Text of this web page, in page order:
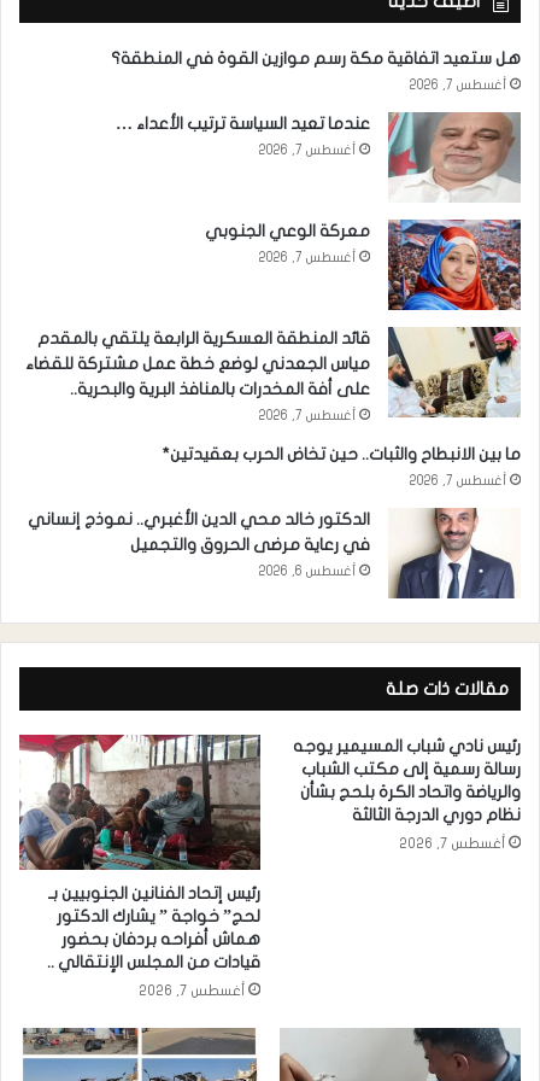
هل ستعيد اتفاقية مكة رسم موازين القوة في المنطقة؟
أغسطس 7, 2026
عندما تعيد السياسة ترتيب الأعداء …
أغسطس 7, 2026
معركة الوعي الجنوبي
أغسطس 7, 2026
قائد المنطقة العسكرية الرابعة يلتقي بالمقدم
مياس الجعدني لوضع خطة عمل مشتركة للقضاء
على أفة المخدرات بالمنافذ البرية والبحرية..
أغسطس 7, 2026
ما بين الانبطاح والثبات.. حين تخاض الحرب بعقيدتين*
أغسطس 7, 2026
الدكتور خالد محي الدين الأغبري.. نموذج إنساني
في رعاية مرضى الحروق والتجميل
أغسطس 6, 2026
مقالات ذات صلة
رئيس نادي شباب المسيمير يوجه
رسالة رسمية إلى مكتب الشباب
والرياضة واتحاد الكرة بلحج بشأن
نظام دوري الدرجة الثالثة
أغسطس 7, 2026
رئيس إتحاد الفنانين الجنوبيين بـ
لحج” خواجة ” يشارك الدكتور
هماش أفراحه بردفان بحضور
قيادات من المجلس الإنتقالي ..
أغسطس 7, 2026